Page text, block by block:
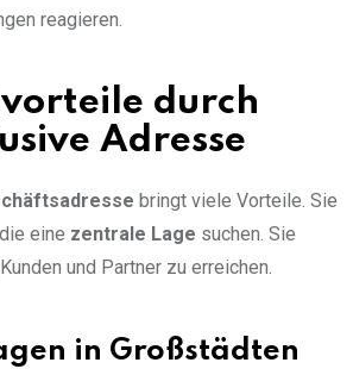
reagieren.
durch
Adresse
bringt viele Vorteile. Sie
eine zentrale Lage suchen. Sie
und Partner zu erreichen.
in Großstädten